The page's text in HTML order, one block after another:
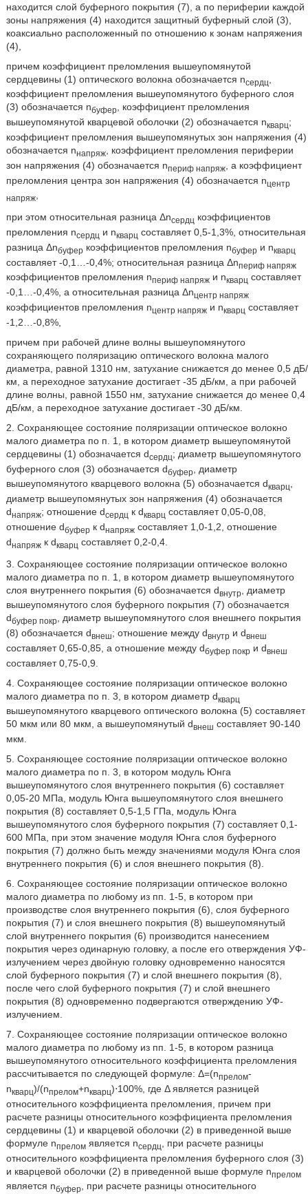
находится слой буферного покрытия (7), а по периферии каждой
зоны напряжения (4) находится защитный буферный слой (3),
коаксиально расположенный по отношению к зонам напряжения
(4),
причем коэффициент преломления вышеупомянутой
сердцевины (1) оптического волокна обозначается nсердц
коэффициент преломления вышеупомянутого буферного слоя
(3) обозначается nбуфер, коэффициент преломления
вышеупомянутой кварцевой оболочки (2) обозначается nкварц;
коэффициент преломления вышеупомянутых зон напряжения (4)
обозначается nнапряж, коэффициент преломления периферии
зон напряжения (4) обозначается nпериф напряж, а коэффициент
преломления центра зон напряжения (4) обозначается nцентр
напряж,
при этом относительная разница Δnсердц коэффициентов
преломления nсердц и nкварц составляет 0,5-1,3%, относительная
разница Δnбуфер коэффициентов преломления nбуфер и nкварц
составляет -0,1…-0,4%; относительная разница Δnпериф напряж
коэффициентов преломления nпериф напряжи nкварц составляет
-0,1…-0,4%, а относительная разница Δnцентр напряж
коэффициентов преломления nцентр напряжи nкварц составляет
-1,2…-0,8%,
причем при рабочей длине волны вышеупомянутого
сохраняющего поляризацию оптического волокна малого
диаметра, равной 1310 нм, затухание снижается до менее 0,5 дБ/
км, а переходное затухание достигает -35 дБ/км, а при рабочей
длине волны, равной 1550 нм, затухание снижается до менее 0,4
дБ/км, а переходное затухание достигает -30 дБ/км.
2. Сохраняющее состояние поляризации оптическое волокно
малого диаметра по п. 1, в котором диаметр вышеупомянутой
сердцевины (1) обозначается dсердц; диаметр вышеупомянутого
буферного слоя (3) обозначается dбуфер
, диаметр
вышеупомянутого кварцевого волокна (5) обозначается dкварц,
диаметр вышеупомянутых зон напряжения (4) обозначается
dнапряж; отношение dсердц к dкварц составляет 0,05-0,08,
отношение dбyфep к dнaпpяжсоставляет 1,0-1,2, отношение
dнaпpяжк dкварц составляет 0,2-0,4.
3. Сохраняющее состояние поляризации оптическое волокно
малого диаметра по п. 1, в котором диаметр вышеупомянутого
слоя внутреннего покрытия (6) обозначается dвнутр
, диаметр
вышеупомянутого слоя буферного покрытия (7) обозначается
dбyфep покр, диаметр вышеупомянутого слоя внешнего покрытия
(8) обозначается dвнеш; отношение между dвнутр и dвнеш
составляет 0,65-0,85, а отношение между dбyфep покр и dвнеш
составляет 0,75-0,9.
4. Сохраняющее состояние поляризации оптическое волокно
малого диаметра по п. 3, в котором диаметр dкварц
вышеупомянутого кварцевого оптического волокна (5) составляет
50 мкм или 80 мкм, а вышеупомянутый dвнеш составляет 90-140
мкм.
5. Сохраняющее состояние поляризации оптическое волокно
малого диаметра по п. 3, в котором модуль Юнга
вышеупомянутого слоя внутреннего покрытия (6) составляет
0,05-20 МПа, модуль Юнга вышеупомянутого слоя внешнего
покрытия (8) составляет 0,5-1,5 ГПа, модуль Юнга
вышеупомянутого слоя буферного покрытия (7) составляет 0,1-
600 МПа, при этом значение модуля Юнга слоя буферного
покрытия (7) должно быть между значениями модуля Юнга слоя
внутреннего покрытия (6) и слоя внешнего покрытия (8).
6. Сохраняющее состояние поляризации оптическое волокно
малого диаметра по любому из пп. 1-5, в котором при
производстве слоя внутреннего покрытия (6), слоя буферного
покрытия (7) и слоя внешнего покрытия (8) вышеупомянутый
слой внутреннего покрытия (6) производится нанесением
покрытия через одинарную головку, а после его отверждения УФ-
излучением через двойную головку одновременно наносятся
слой буферного покрытия (7) и слой внешнего покрытия (8),
после чего слой буферного покрытия (7) и слой внешнего
покрытия (8) одновременно подвергаются отверждению УФ-
излучением.
7. Сохраняющее состояние поляризации оптическое волокно
малого диаметра по любому из пп. 1-5, в котором разница
вышеупомянутого относительного коэффициента преломления
рассчитывается по следующей формуле: Δ=(nпрелом-
nкварц)/(nпрелом+nкварц)⋅100%, где Δ является разницей
относительного коэффициента преломления, причем при
расчете разницы относительного коэффициента преломления
сердцевины (1) и кварцевой оболочки (2) в приведенной выше
формуле nпреломявляется nсердц
, при расчете разницы
относительного коэффициента преломления буферного слоя (3)
и кварцевой оболочки (2) в приведенной выше формуле nпрелом
является nбуфер, при расчете разницы относительного